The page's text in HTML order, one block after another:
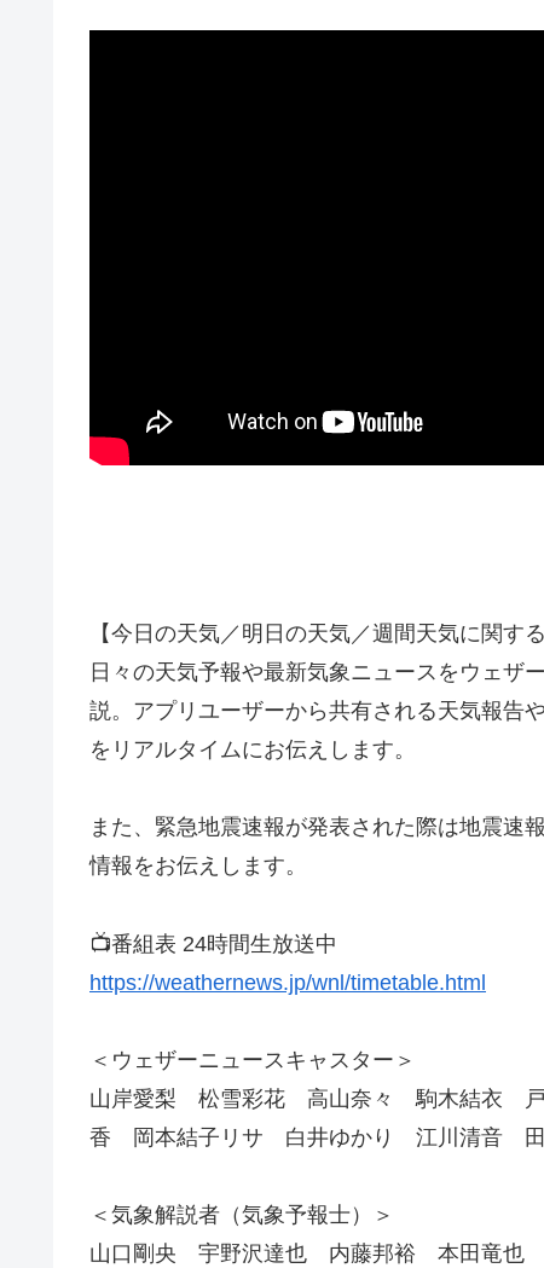
【今日の天気／明日の天気／週間天気に関す
日々の天気予報や最新気象ニュースをウェザ
説。アプリユーザーから共有される天気報告
をリアルタイムにお伝えします。
また、緊急地震速報が発表された際は地震速
情報をお伝えします。
📺️番組表 24時間生放送中
https://weathernews.jp/wnl/timetable.html
＜ウェザーニュースキャスター＞
山岸愛梨 松雪彩花 高山奈々 駒木結衣
香 岡本結子リサ 白井ゆかり 江川清音
＜気象解説者（気象予報士）＞
山口剛央 宇野沢達也 内藤邦裕 本田竜